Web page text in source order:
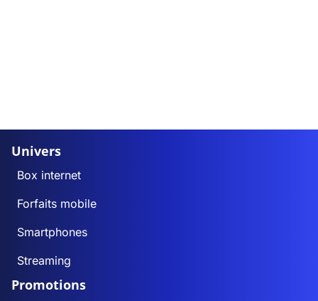
Univers
Box internet
Forfaits mobile
Smartphones
Streaming
Promotions